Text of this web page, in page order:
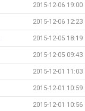
2015-12-06 19:00
2015-12-06 12:23
2015-12-05 18:19
2015-12-05 09:43
2015-12-01 11:03
2015-12-01 10:59
2015-12-01 10:56